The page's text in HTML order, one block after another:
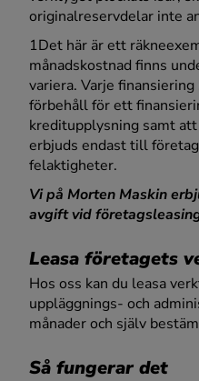
originalreservdelar inte
1Det här är ett
månadskostnad finns
variera. Varje
förbehåll för ett
kreditupplysning samt
erbjuds endast till
felaktigheter.
Vi på Morten Maskin
avgift vid
Leasa företagets
Hos oss kan du leasa
uppläggnings- och
månader och själv
Så fungerar det